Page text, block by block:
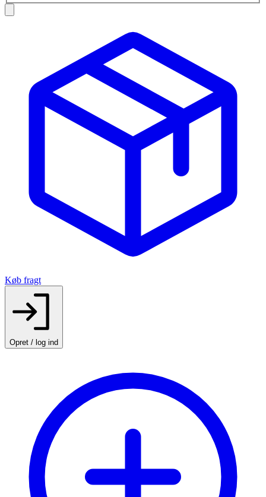
Køb fragt
Opret / log ind